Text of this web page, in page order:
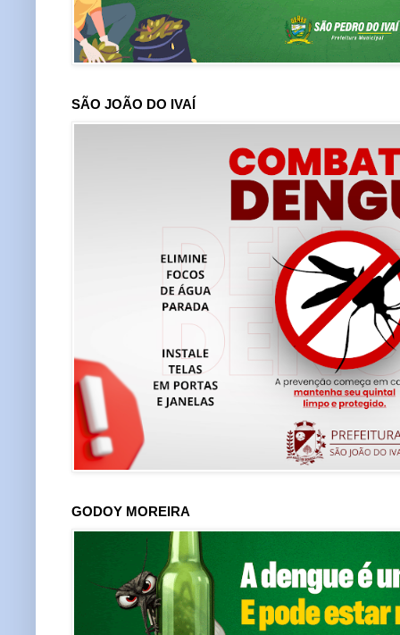
SÃO JOÃO DO IVAÍ
GODOY MOREIRA